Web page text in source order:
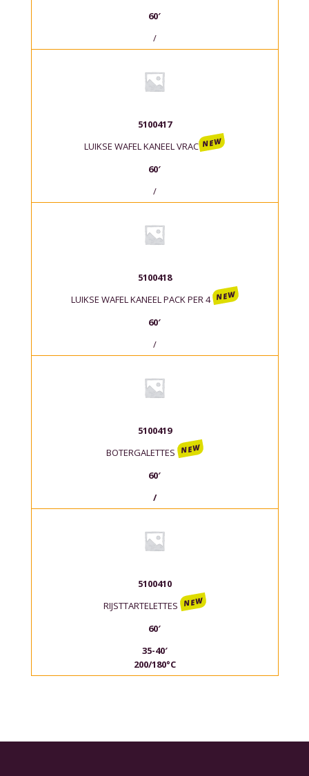
60′
/
5100417
LUIKSE WAFEL KANEEL VRAC NEW
60′
/
5100418
LUIKSE WAFEL KANEEL PACK PER 4 NEW
60′
/
5100419
BOTERGALETTES NEW
60′
/
5100410
RIJSTTARTELETTES NEW
60′
35-40′
200/180°C